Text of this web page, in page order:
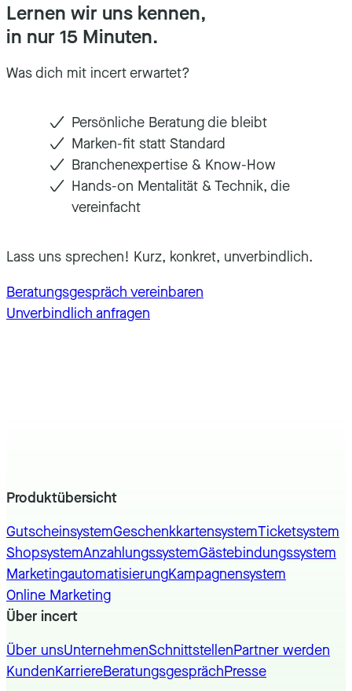
Lernen wir uns kennen,
in nur 15 Minuten.
Was dich mit incert erwartet?
Persönliche Beratung die bleibt
Marken-fit statt Standard
Branchenexpertise & Know-How
Hands-on Mentalität & Technik, die
vereinfacht
Lass uns sprechen! Kurz, konkret, unverbindlich.
Beratungsgespräch vereinbaren
Unverbindlich anfragen
Produktübersicht
GutscheinsystemGeschenkkartensystemTicketsystem
ShopsystemAnzahlungssystemGästebindungssystem
MarketingautomatisierungKampagnensystem
Online Marketing
Über incert
Über unsUnternehmenSchnittstellenPartner werden
KundenKarriereBeratungsgesprächPresse